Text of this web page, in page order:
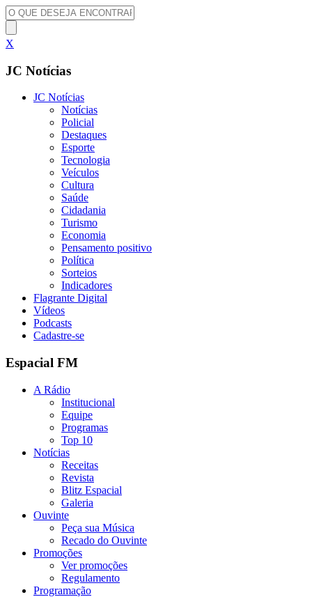
X
JC Notícias
JC Notícias
Notícias
Policial
Destaques
Esporte
Tecnologia
Veículos
Cultura
Saúde
Cidadania
Turismo
Economia
Pensamento positivo
Política
Sorteios
Indicadores
Flagrante Digital
Vídeos
Podcasts
Cadastre-se
Espacial FM
A Rádio
Institucional
Equipe
Programas
Top 10
Notícias
Receitas
Revista
Blitz Espacial
Galeria
Ouvinte
Peça sua Música
Recado do Ouvinte
Promoções
Ver promoções
Regulamento
Programação